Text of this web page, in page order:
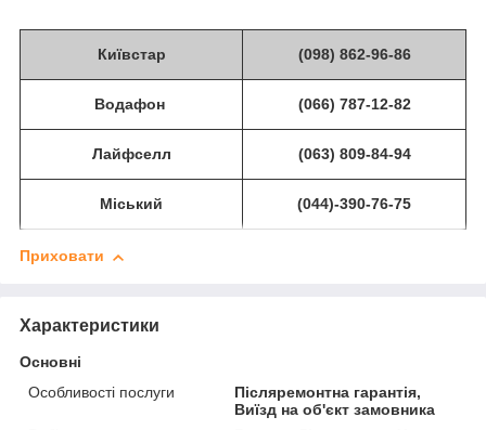
Київстар (098) 862-96-86
Водафон (066) 787-12-82
Лайфселл (063) 809-84-94
Міський (044)-390-76-75
Приховати
Характеристики
Основні
Особливості послуги
Післяремонтна гарантія,
Виїзд на об'єкт замовника